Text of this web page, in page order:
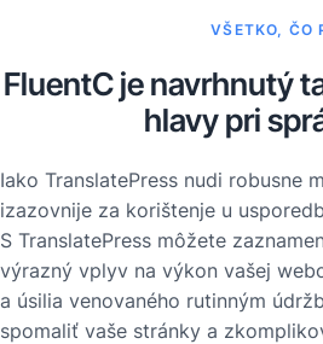
VŠETKO, ČO
FluentC je navrhnutý
hlavy pri
Iako TranslatePress nudi robusne
izazovnije za korištenje u
S TranslatePress môžete
výrazný vplyv na výkon vašej
a úsilia venovaného rutinným
spomaliť vaše stránky a